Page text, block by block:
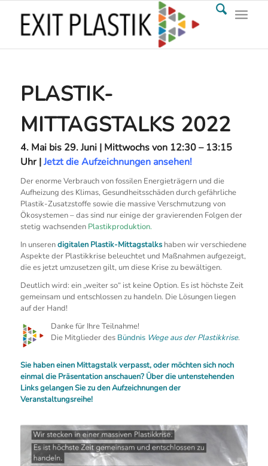
PLASTIK-
MITTAGSTALKS 2022
4. Mai bis 29. Juni | Mittwochs von 12:30 – 13:15
Uhr |Jetzt die Aufzeichnungen ansehen!
Der enorme Verbrauch von fossilen Energieträgern und die
Aufheizung des Klimas, Gesundheitsschäden durch gefährliche
Plastik-Zusatzstoffe sowie die massive Verschmutzung von
Ökosystemen – das sind nur einige der gravierenden Folgen der
stetig wachsenden Plastikproduktion.
In unserendigitalen Plastik-Mittagstalkshaben wir verschiedene
Aspekte der Plastikkrise beleuchtet und Maßnahmen aufgezeigt,
die es jetzt umzusetzen gilt, um diese Krise zu bewältigen.
Deutlich wird: ein „weiter so“ ist keine Option. Es ist höchste Zeit
gemeinsam und entschlossen zu handeln. Die Lösungen liegen
auf der Hand!
Danke für Ihre Teilnahme!
Die Mitglieder des Bündnis Wege aus der Plastikkrise.
Sie haben einen Mittagstalk verpasst, oder möchten sich noch
einmal die Präsentation anschauen? Über die untenstehenden
Links gelangen Sie zu den Aufzeichnungen der
Veranstaltungsreihe!